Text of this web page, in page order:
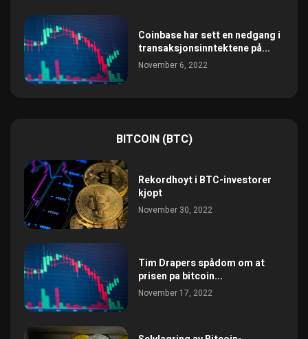
Coinbase har sett en nedgang i
transaksjonsinntektene på...
November 6, 2022
BITCOIN (BTC)
Rekordhoyt i BTC-investorer
kjopt
November 30, 2022
Tim Drapers spådom om at
prisen pa bitcoin...
November 17, 2022